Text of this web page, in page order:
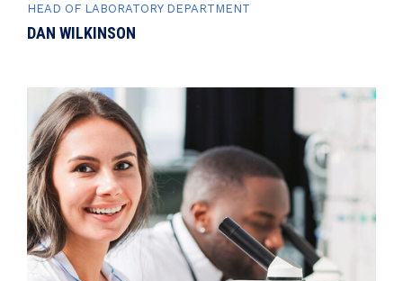
HEAD OF LABORATORY DEPARTMENT
DAN WILKINSON